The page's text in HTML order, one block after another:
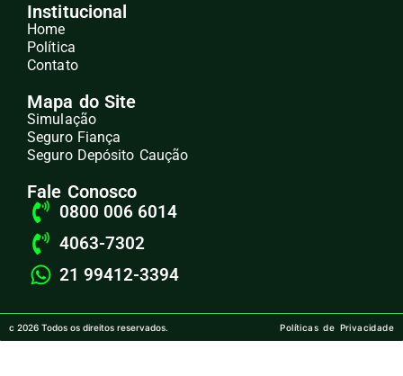
Institucional
Home
Política
Contato
Mapa do Site
Simulação
Seguro Fiança
Seguro Depósito Caução
Fale Conosco
0800 006 6014
4063-7302
21 99412-3394
c 2026 Todos os direitos reservados. Políticas de Privacidade